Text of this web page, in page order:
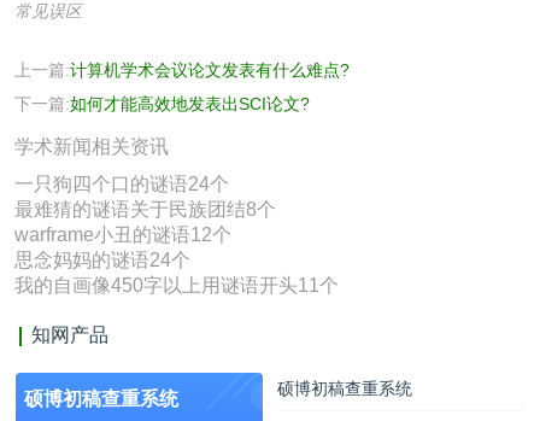
常见误区
上一篇:计算机学术会议论文发表有什么难点?
下一篇:如何才能高效地发表出SCI论文?
学术新闻相关资讯
一只狗四个口的谜语24个
最难猜的谜语关于民族团结8个
warframe小丑的谜语12个
思念妈妈的谜语24个
我的自画像450字以上用谜语开头11个
知网产品
硕博初稿查重系统 硕博初稿查重系统